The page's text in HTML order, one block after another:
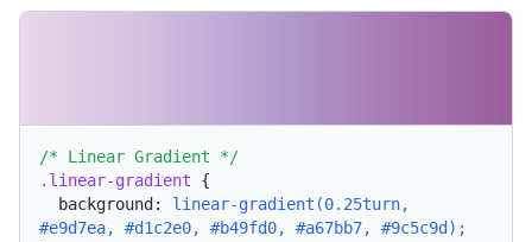
/* Linear Gradient */
.linear-gradient {
background: linear-gradient(0.25turn,
#e9d7ea, #d1c2e0, #b49fd0, #a67bb7, #9c5c9d);